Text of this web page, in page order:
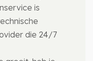
is
die 24/7